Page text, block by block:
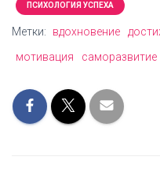
ПСИХОЛОГИЯ УСПЕХА
Метки: вдохновение
мотивация
саморазвитие